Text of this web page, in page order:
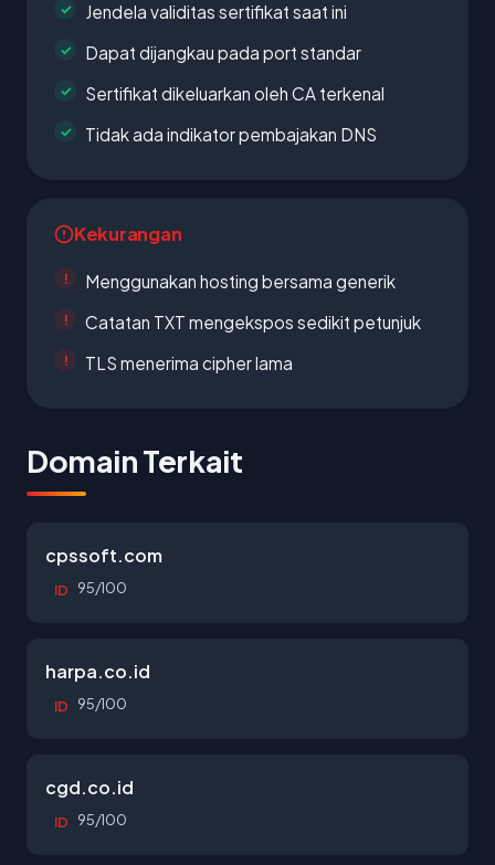
Jendela validitas sertifikat saat ini
Dapat dijangkau pada port standar
Sertifikat dikeluarkan oleh CA terkenal
Tidak ada indikator pembajakan DNS
Kekurangan
Menggunakan hosting bersama generik
Catatan TXT mengekspos sedikit petunjuk
TLS menerima cipher lama
Domain Terkait
cpssoft.com
ID 95/100
harpa.co.id
ID 95/100
cgd.co.id
ID 95/100